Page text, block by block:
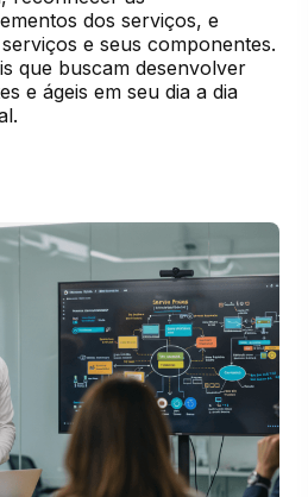
dos serviços, e
e seus componentes.
que buscam desenvolver
e ágeis em seu dia a dia